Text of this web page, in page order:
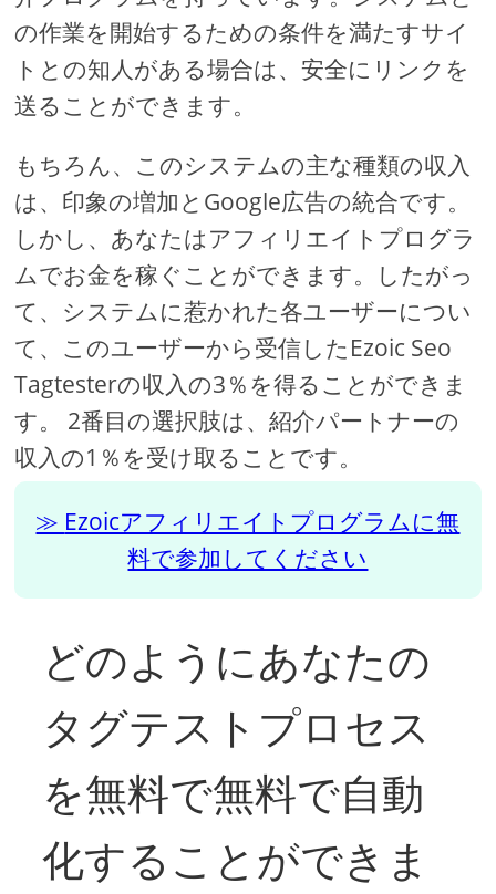
の作業を開始するための条件を満たすサイ
トとの知人がある場合は、安全にリンクを
送ることができます。
もちろん、このシステムの主な種類の収入
は、印象の増加とGoogle広告の統合です。
しかし、あなたはアフィリエイトプログラ
ムでお金を稼ぐことができます。したがっ
て、システムに惹かれた各ユーザーについ
て、このユーザーから受信したEzoic Seo
Tagtesterの収入の3％を得ることができま
す。 2番目の選択肢は、紹介パートナーの
収入の1％を受け取ることです。
Ezoicアフィリエイトプログラムに無
料で参加してください
どのようにあなたの
タグテストプロセス
を無料で無料で自動
化することができま